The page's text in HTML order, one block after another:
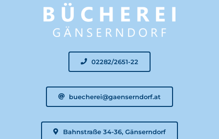
Online Katalog
Veranstaltung
Mitglied werden
02282/2651-22
buecherei@gaenserndorf.at
Bahnstraße 34-36, Gänserndorf